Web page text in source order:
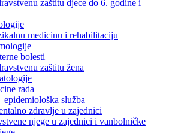
zaštitu djece do 6. godine i
medicinu i rehabilitaciju
bolesti
zaštitu žena
rada
služba
zdravlje u zajednici
njege u zajednici i vanbolničke